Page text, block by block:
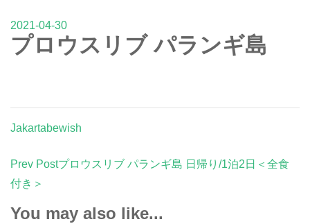
2021-04-30
プロウスリブ パランギ島
Jakartabewish
Post
Navigation
Prev Postプロウスリブ パランギ島 日帰り/1泊2日＜全食
付き＞
You may also like...